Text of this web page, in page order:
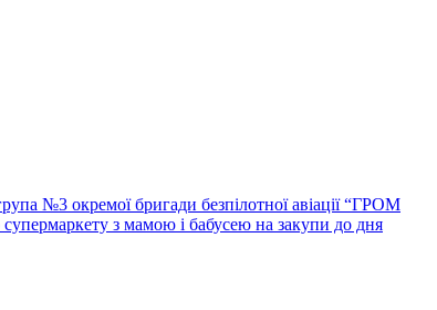
№3 окремої бригади безпілотної авіації “ГРОМ
з мамою і бабусею на закупи до дня